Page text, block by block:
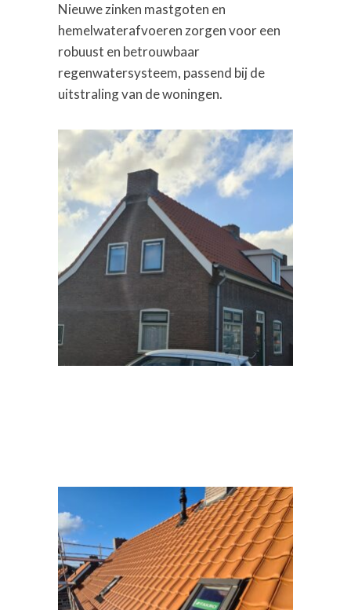
Nieuwe zinken mastgoten en
hemelwaterafvoeren zorgen voor een
robuust en betrouwbaar
regenwatersysteem, passend bij de
uitstraling van de woningen.